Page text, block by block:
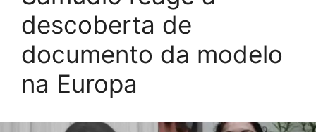
descoberta de
documento da modelo
na Europa